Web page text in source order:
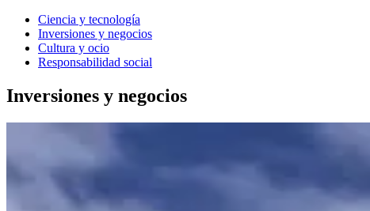
Ciencia y tecnología
Inversiones y negocios
Cultura y ocio
Responsabilidad social
Inversiones y negocios